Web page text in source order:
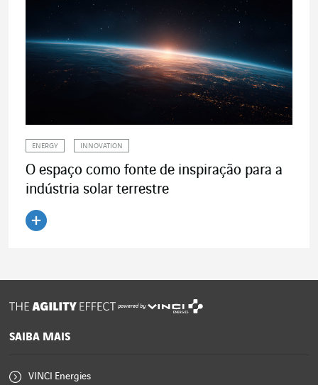
ENERGY INNOVATION
O espaço como fonte de inspiração para a
indústria solar terrestre
powered by
SAIBA MAIS
VINCI Energies